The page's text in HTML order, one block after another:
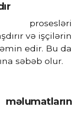
prosesləri
və işçilərin
edir. Bu da
səbəb olur.